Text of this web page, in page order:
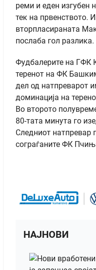
реми и еден изгубен
тек на првенството.
вторпласираната
послаба гол разлика.
Фудбалерите на ГФК
теренот на ФК
дел од натпреварот
доминација на
Во второто
80-тата минута го
Следниот натпревар
сограѓаните ФК
НАЈНОВИ